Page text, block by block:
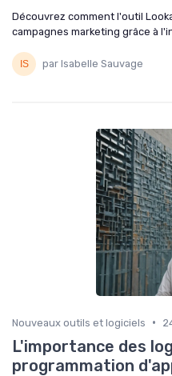
Découvrez comment l'outil
campagnes marketing grâce à
par Isabelle Sauvage
Nouveaux outils et logiciels •
L'importance des
programmation